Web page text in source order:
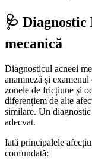
🩺
mecanică
Diagnosticul acneei
anamneză și
zonele de fricțiune și
diferențiem de alte
similare. Un
adecvat.
Iată principalele
confundată: